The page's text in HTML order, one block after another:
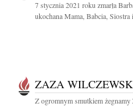
7 stycznia 2021 roku zmarła
ukochana Mama, Babcia, Siostra
ZAZA
Z ogromnym smutkiem żegnamy